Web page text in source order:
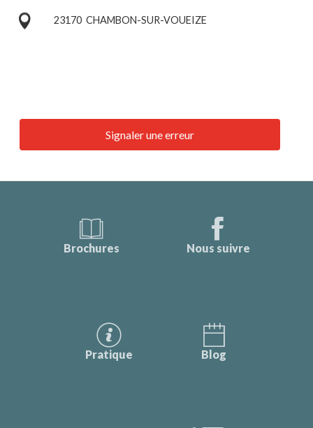
23170 CHAMBON-SUR-VOUEIZE
Signaler une erreur
Brochures Nous suivre
Pratique Blog